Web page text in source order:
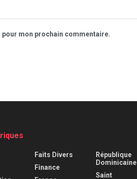
mon prochain commentaire.
Faits Divers
Finance
République
Dominicaine
Saint